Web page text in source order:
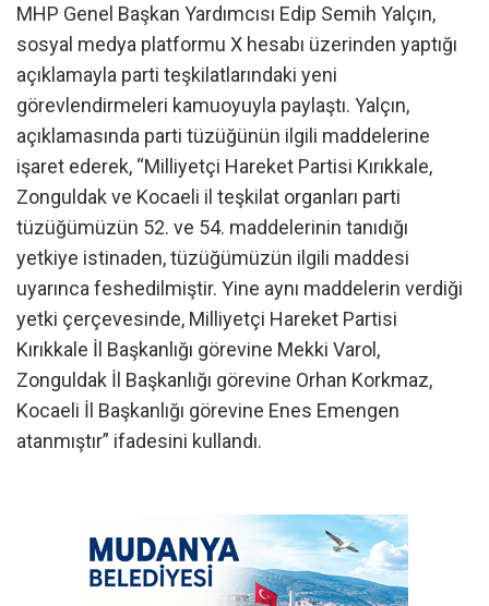
MHP Genel Başkan Yardımcısı Edip Semih Yalçın,
sosyal medya platformu X hesabı üzerinden yaptığı
açıklamayla parti teşkilatlarındaki yeni
görevlendirmeleri kamuoyuyla paylaştı. Yalçın,
açıklamasında parti tüzüğünün ilgili maddelerine
işaret ederek, “Milliyetçi Hareket Partisi Kırıkkale,
Zonguldak ve Kocaeli il teşkilat organları parti
tüzüğümüzün 52. ve 54. maddelerinin tanıdığı
yetkiye istinaden, tüzüğümüzün ilgili maddesi
uyarınca feshedilmiştir. Yine aynı maddelerin verdiği
yetki çerçevesinde, Milliyetçi Hareket Partisi
Kırıkkale İl Başkanlığı görevine Mekki Varol,
Zonguldak İl Başkanlığı görevine Orhan Korkmaz,
Kocaeli İl Başkanlığı görevine Enes Emengen
atanmıştır” ifadesini kullandı.